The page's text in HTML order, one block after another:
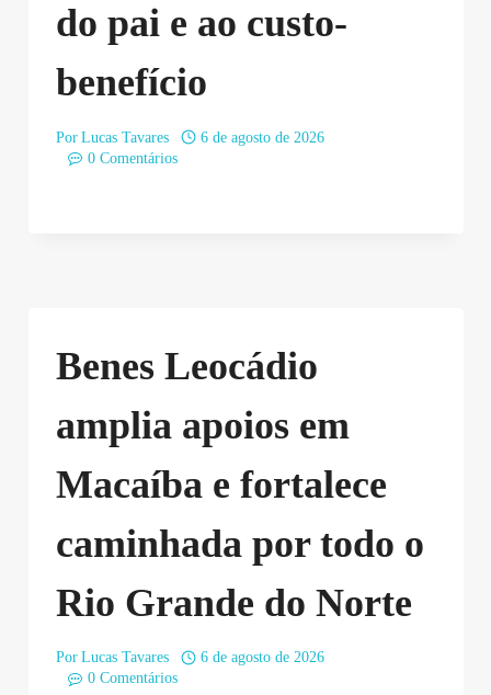
do pai e ao custo-
benefício
Por Lucas Tavares
6 de agosto de 2026
0 Comentários
Benes Leocádio
amplia apoios em
Macaíba e fortalece
caminhada por todo o
Rio Grande do Norte
Por Lucas Tavares
6 de agosto de 2026
0 Comentários